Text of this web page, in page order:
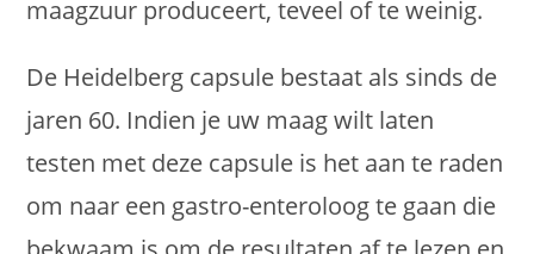
maagzuur produceert, teveel of te weinig.
De Heidelberg capsule bestaat als sinds de
jaren 60. Indien je uw maag wilt laten
testen met deze capsule is het aan te raden
om naar een gastro-enteroloog te gaan die